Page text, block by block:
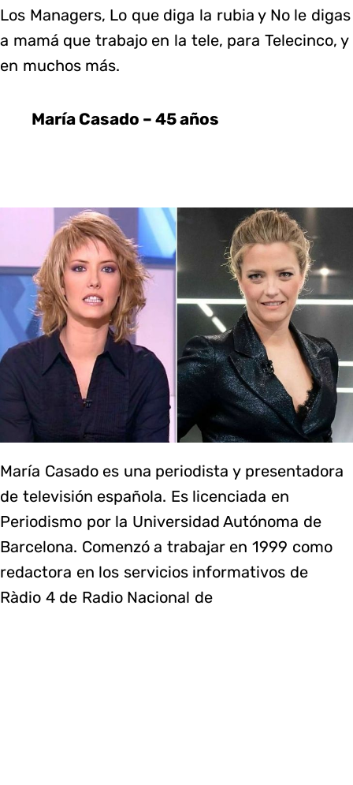
Los Managers, Lo que diga la rubia y No le digas
a mamá que trabajo en la tele, para Telecinco, y
en muchos más.
María Casado – 45 años
María Casado es una periodista y presentadora
de televisión española. Es licenciada en
Periodismo por la Universidad Autónoma de
Barcelona. Comenzó a trabajar en 1999 como
redactora en los servicios informativos de
Ràdio 4 de Radio Nacional de